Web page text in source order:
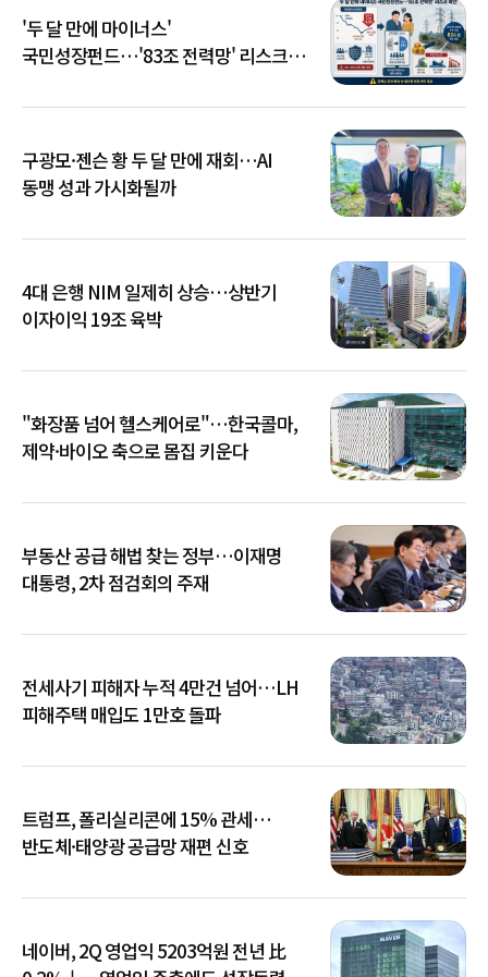
'두 달 만에 마이너스'
국민성장펀드…'83조 전력망' 리스크
구광모·젠슨 황 두 달 만에 재회…AI
동맹 성과 가시화될까
4대 은행 NIM 일제히 상승…상반기
이자이익 19조 육박
"화장품 넘어 헬스케어로"…한국콜마,
제약·바이오 축으로 몸집 키운다
부동산 공급 해법 찾는 정부…이재명
대통령, 2차 점검회의 주재
전세사기 피해자 누적 4만건 넘어…LH
피해주택 매입도 1만호 돌파
트럼프, 폴리실리콘에 15% 관세…
반도체·태양광 공급망 재편 신호
네이버, 2Q 영업익 5203억원 전년 比